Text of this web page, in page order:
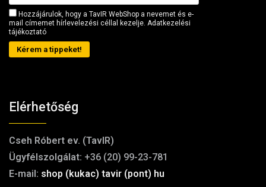
Hozzájárulok, hogy a TavIR WebShop a nevemet és e-
mail címemet hírlevelezési céllal kezelje. Adatkezelési
tájékoztató
Kérem a tippeket!
Elérhetőség
Cseh Róbert ev. (TavIR)
Ügyfélszolgálat: +36 (20) 99-23-781
E-mail: shop (kukac) tavir (pont) hu